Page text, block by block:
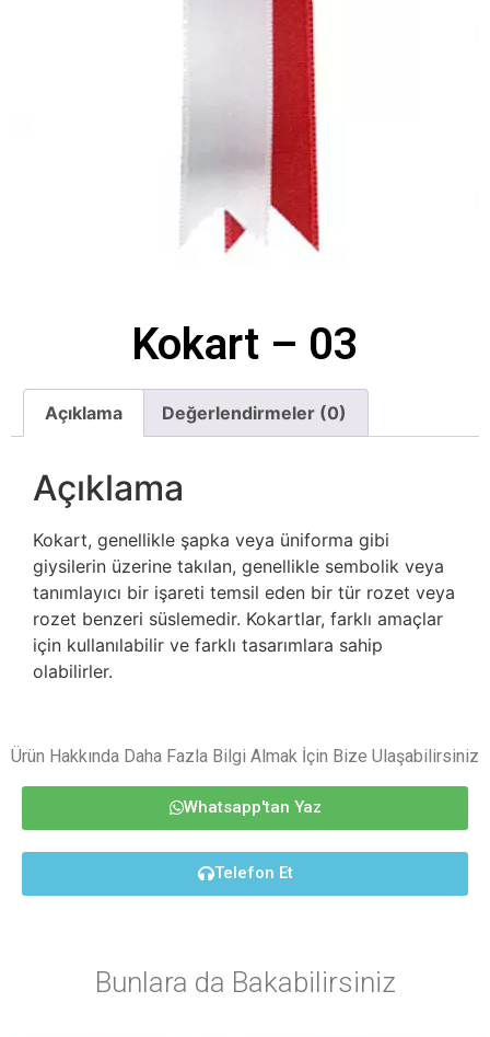
Kokart – 03
Açıklama Değerlendirmeler (0)
Açıklama
Kokart, genellikle şapka veya üniforma gibi
giysilerin üzerine takılan, genellikle sembolik veya
tanımlayıcı bir işareti temsil eden bir tür rozet veya
rozet benzeri süslemedir. Kokartlar, farklı amaçlar
için kullanılabilir ve farklı tasarımlara sahip
olabilirler.
Ürün Hakkında Daha Fazla Bilgi Almak İçin Bize Ulaşabilirsiniz
Whatsapp'tan Yaz
Telefon Et
Bunlara da Bakabilirsiniz